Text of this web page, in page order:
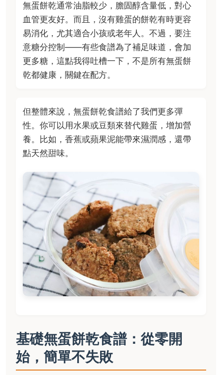
無蛋餅乾通常油脂較少，膽固醇含量低，對心
血管更友好。而且，沒有雞蛋的餅乾有時更容
易消化，尤其適合小孩或老年人。不過，要注
意糖分控制——有些食譜為了補足味道，會加
更多糖，這點我得吐槽一下，不是所有無蛋餅
乾都健康，關鍵在配方。
但整體來說，無蛋餅乾食譜給了我們更多彈
性。你可以用水果或豆類來替代雞蛋，增加營
養。比如，香蕉或蘋果泥能帶來濕潤感，還帶
點天然甜味。
基礎無蛋餅乾食譜：從零開
始，簡單不失敗